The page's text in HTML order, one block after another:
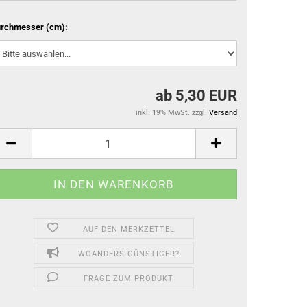
(cm):
ab 5,30 EUR
inkl. 19% MwSt. zzgl. Versand
AUF DEN MERKZETTEL
WOANDERS GÜNSTIGER?
FRAGE ZUM PRODUKT